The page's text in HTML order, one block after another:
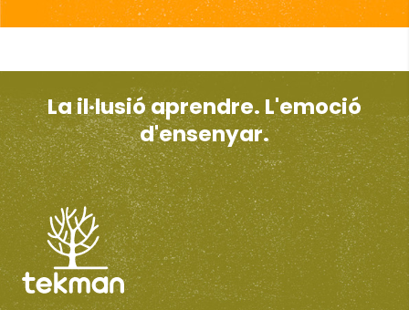
La il·lusió aprendre. L'emoció
d'ensenyar.